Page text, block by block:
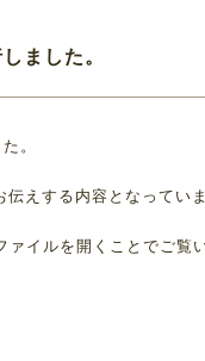
ました。
。
えする内容となっていま
イルを開くことでご覧